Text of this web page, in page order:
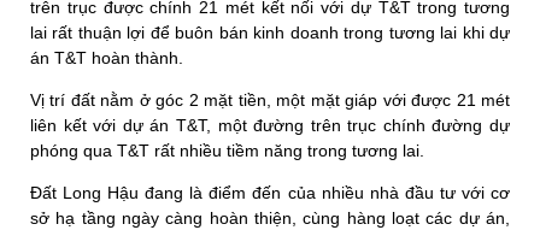
trên trục được chính 21 mét kết nối với dự T&T trong tương
lai rất thuận lợi để buôn bán kinh doanh trong tương lai khi dự
án T&T hoàn thành.
Vị trí đất nằm ở góc 2 mặt tiền, một mặt giáp với được 21 mét
liên kết với dự án T&T, một đường trên trục chính đường dự
phóng qua T&T rất nhiều tiềm năng trong tương lai.
Đất Long Hậu đang là điểm đến của nhiều nhà đầu tư với cơ
sở hạ tầng ngày càng hoàn thiện, cùng hàng loạt các dự án,